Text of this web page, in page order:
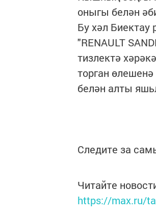
оныгы белән
Бу хәл
"RENAULT
тизлектә
торган
белән алты
Следите за
Читайте
https://max.ru/